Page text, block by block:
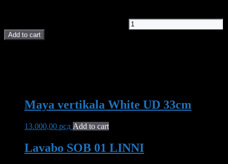
Add to cart
Maya vertikala White UD 33cm
13.000,00 рсд Add to cart
Lavabo SOB 01 LINNI